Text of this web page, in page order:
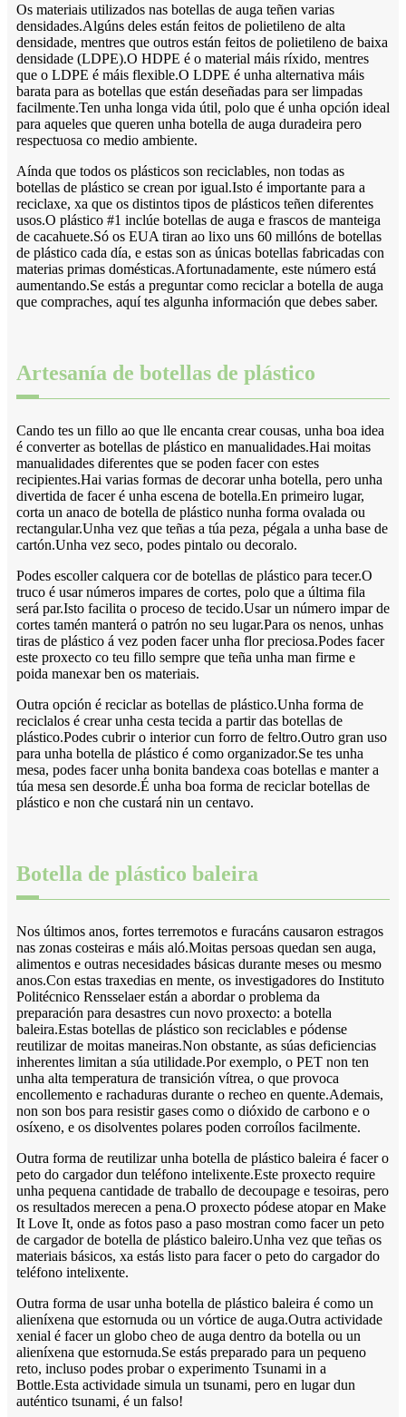
Os materiais utilizados nas botellas de auga teñen varias
densidades.Algúns deles están feitos de polietileno de alta
densidade, mentres que outros están feitos de polietileno de baixa
densidade (LDPE).O HDPE é o material máis ríxido, mentres
que o LDPE é máis flexible.O LDPE é unha alternativa máis
barata para as botellas que están deseñadas para ser limpadas
facilmente.Ten unha longa vida útil, polo que é unha opción ideal
para aqueles que queren unha botella de auga duradeira pero
respectuosa co medio ambiente.
Aínda que todos os plásticos son reciclables, non todas as
botellas de plástico se crean por igual.Isto é importante para a
reciclaxe, xa que os distintos tipos de plásticos teñen diferentes
usos.O plástico #1 inclúe botellas de auga e frascos de manteiga
de cacahuete.Só os EUA tiran ao lixo uns 60 millóns de botellas
de plástico cada día, e estas son as únicas botellas fabricadas con
materias primas domésticas.Afortunadamente, este número está
aumentando.Se estás a preguntar como reciclar a botella de auga
que compraches, aquí tes algunha información que debes saber.
Artesanía de botellas de plástico
Cando tes un fillo ao que lle encanta crear cousas, unha boa idea
é converter as botellas de plástico en manualidades.Hai moitas
manualidades diferentes que se poden facer con estes
recipientes.Hai varias formas de decorar unha botella, pero unha
divertida de facer é unha escena de botella.En primeiro lugar,
corta un anaco de botella de plástico nunha forma ovalada ou
rectangular.Unha vez que teñas a túa peza, pégala a unha base de
cartón.Unha vez seco, podes pintalo ou decoralo.
Podes escoller calquera cor de botellas de plástico para tecer.O
truco é usar números impares de cortes, polo que a última fila
será par.Isto facilita o proceso de tecido.Usar un número impar de
cortes tamén manterá o patrón no seu lugar.Para os nenos, unhas
tiras de plástico á vez poden facer unha flor preciosa.Podes facer
este proxecto co teu fillo sempre que teña unha man firme e
poida manexar ben os materiais.
Outra opción é reciclar as botellas de plástico.Unha forma de
reciclalos é crear unha cesta tecida a partir das botellas de
plástico.Podes cubrir o interior cun forro de feltro.Outro gran uso
para unha botella de plástico é como organizador.Se tes unha
mesa, podes facer unha bonita bandexa coas botellas e manter a
túa mesa sen desorde.É unha boa forma de reciclar botellas de
plástico e non che custará nin un centavo.
Botella de plástico baleira
Nos últimos anos, fortes terremotos e furacáns causaron estragos
nas zonas costeiras e máis aló.Moitas persoas quedan sen auga,
alimentos e outras necesidades básicas durante meses ou mesmo
anos.Con estas traxedias en mente, os investigadores do Instituto
Politécnico Rensselaer están a abordar o problema da
preparación para desastres cun novo proxecto: a botella
baleira.Estas botellas de plástico son reciclables e pódense
reutilizar de moitas maneiras.Non obstante, as súas deficiencias
inherentes limitan a súa utilidade.Por exemplo, o PET non ten
unha alta temperatura de transición vítrea, o que provoca
encollemento e rachaduras durante o recheo en quente.Ademais,
non son bos para resistir gases como o dióxido de carbono e o
osíxeno, e os disolventes polares poden corroílos facilmente.
Outra forma de reutilizar unha botella de plástico baleira é facer o
peto do cargador dun teléfono intelixente.Este proxecto require
unha pequena cantidade de traballo de decoupage e tesoiras, pero
os resultados merecen a pena.O proxecto pódese atopar en Make
It Love It, onde as fotos paso a paso mostran como facer un peto
de cargador de botella de plástico baleiro.Unha vez que teñas os
materiais básicos, xa estás listo para facer o peto do cargador do
teléfono intelixente.
Outra forma de usar unha botella de plástico baleira é como un
alieníxena que estornuda ou un vórtice de auga.Outra actividade
xenial é facer un globo cheo de auga dentro da botella ou un
alieníxena que estornuda.Se estás preparado para un pequeno
reto, incluso podes probar o experimento Tsunami in a
Bottle.Esta actividade simula un tsunami, pero en lugar dun
auténtico tsunami, é un falso!